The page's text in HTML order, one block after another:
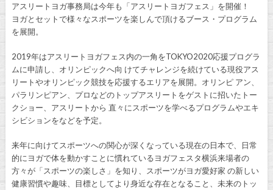
アスリートヨガ事務局は今年も「アスリートヨガフェス」を開催！
ヨガとセットで様々なスポーツを楽しんで頂けるブース・プログラム
を展開。
2019年はアスリートヨガフェス内の一角をTOKYO2020応援プログラ
ムに申請し、オリンピックへ向 けてチャレンジを続けている現役アス
リートやオリンピック競技を応援するエリアを展開。オリンピ アン、
パラリンピアン、プロなどのトップアスリートをゲストに招いたトー
クショー、アスリートから 直々にスポーツを学べるプログラムやエキ
シビションをなどを予定。
来年に向けてスポーツへの関心が深くなっている現在の日本で、日常
的にヨガで体を動かすことに慣れているヨガフェスタ横浜来場者の
方々が「スポーツの楽しさ」を知り、スポーツがヨガ愛好家 の新しい
健康習慣や趣味、目標としてより身近な存在となること、未来のトッ